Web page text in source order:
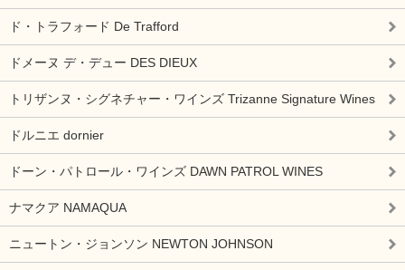
ド・トラフォード De Trafford
ドメーヌ デ・デュー DES DIEUX
トリザンヌ・シグネチャー・ワインズ Trizanne Signature Wines
ドルニエ dornier
ドーン・パトロール・ワインズ DAWN PATROL WINES
ナマクア NAMAQUA
ニュートン・ジョンソン NEWTON JOHNSON